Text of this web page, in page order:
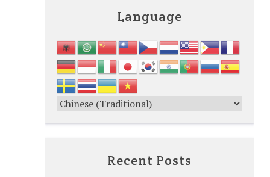
Language
Recent Posts